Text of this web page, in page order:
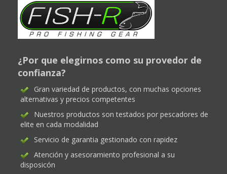
¿Por que elegirnos como su provedor de
confianza?
Gran variedad de productos, con muchas opciones
alternativas y precios competentes
Nuestros productos son testados por pescadores de
elite en cada modalidad
Servicio de garantia gestionado con rapidez
Atención y asesoramiento profesional a su
disposicón